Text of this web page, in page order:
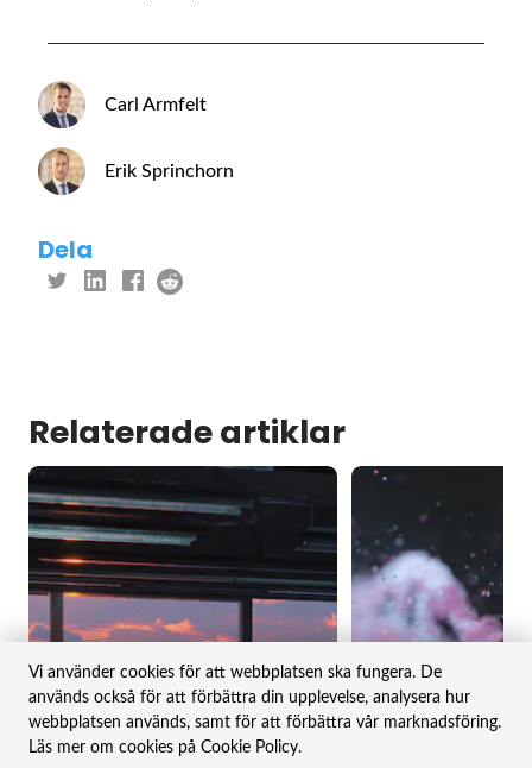
Carl Armfelt
Erik Sprinchorn
Dela
Relaterade artiklar
Vi använder cookies för att webbplatsen ska fungera. De
används också för att förbättra din upplevelse, analysera hur
webbplatsen används, samt för att förbättra vår marknadsföring.
Läs mer om cookies på Cookie Policy.